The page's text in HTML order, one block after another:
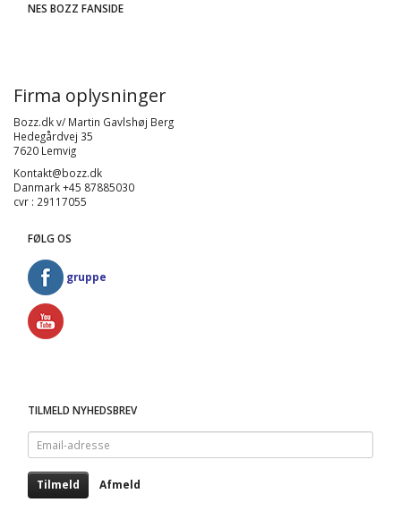
NES BOZZ FANSIDE
Firma oplysninger
Bozz.dk v/ Martin Gavlshøj Berg
Hedegårdvej 35
7620 Lemvig
Kontakt@bozz.dk
Danmark +45 87885030
cvr : 29117055
FØLG OS
gruppe
TILMELD NYHEDSBREV
Email-
adresse
Tilmeld Afmeld